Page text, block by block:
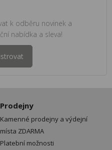
k odběru novinek a
nabídka a sleva!
Prodejny
Kamenné prodejny a výdejní
místa ZDARMA
Platební možnosti